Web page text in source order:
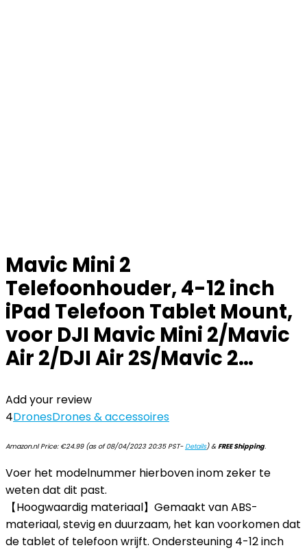
Mavic Mini 2
Telefoonhouder, 4-12 inch
iPad Telefoon Tablet Mount,
voor DJI Mavic Mini 2/Mavic
Air 2/DJI Air 2S/Mavic 2…
Add your review
4DronesDrones & accessoires
Amazon.nl Price: €24.99(as of 08/04/2023 20:35 PST-Details)&FREE Shipping.
Voer het modelnummer hierboven inom zeker te
weten dat dit past.
【Hoogwaardig materiaal】Gemaakt van ABS-
materiaal, stevig en duurzaam, het kan voorkomen dat
de tablet of telefoon wrijft. Ondersteuning 4-12 inch